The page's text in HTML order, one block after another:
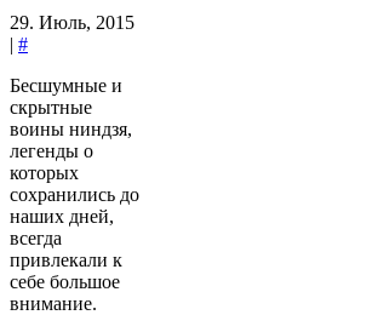
29. Июль, 2015
| #
Бесшумные и
скрытные
воины ниндзя,
легенды о
которых
сохранились до
наших дней,
всегда
привлекали к
себе большое
внимание.